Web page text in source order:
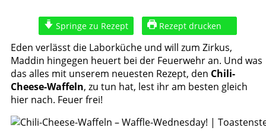
Springe zu Rezept Rezept drucken
Eden verlässt die Laborküche und will zum Zirkus,
Maddin hingegen heuert bei der Feuerwehr an. Und was
das alles mit unserem neuesten Rezept, den Chili-
Cheese-Waffeln, zu tun hat, lest ihr am besten gleich
hier nach. Feuer frei!